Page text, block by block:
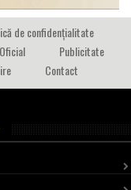
de confidențialitate
Publicitate
Contact